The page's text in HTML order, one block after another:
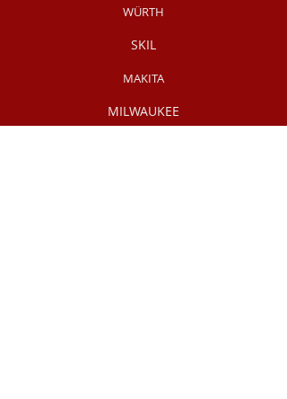
WÜRTH
SKIL
MAKITA
MILWAUKEE